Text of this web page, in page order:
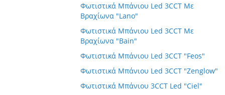
Φωτιστικά Μπάνιου Led 3CCT Με
Βραχίωνα "Lano"
Φωτιστικά Μπάνιου Led 3CCT Με
Βραχίωνα "Bain"
Φωτιστικά Μπάνιου Led 3CCT "Feos"
Φωτιστικά Μπάνιου Led 3CCT "Zenglow"
Φωτιστικά Μπάνιου 3CCT Led "Ciel"